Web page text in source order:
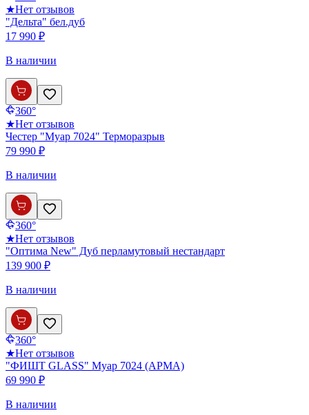
★Нет отзывов
"Дельта" бел.дуб
17 990 ₽
В наличии
360°
★Нет отзывов
Честер "Муар 7024" Терморазрыв
79 990 ₽
В наличии
360°
★Нет отзывов
"Оптима New" Дуб перламутовый нестандарт
139 900 ₽
В наличии
360°
★Нет отзывов
"ФИШТ GLASS" Муар 7024 (АРМА)
69 990 ₽
В наличии